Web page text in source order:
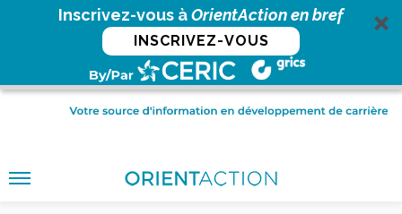
Inscrivez-vous àOrientAction en bref
INSCRIVEZ-VOUS